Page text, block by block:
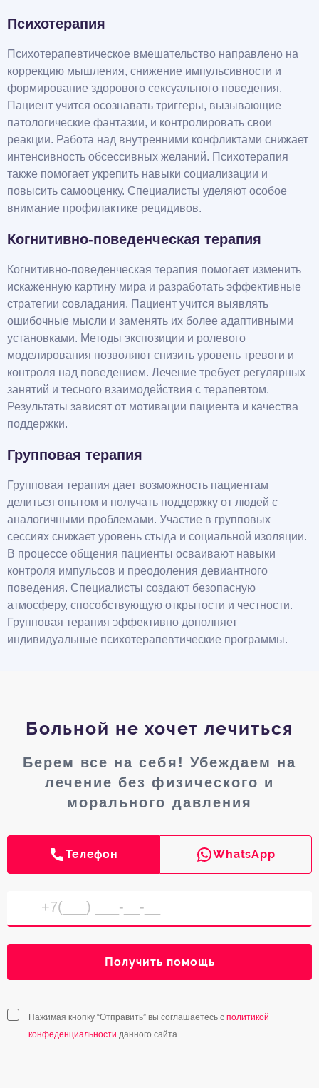
Психотерапия
Психотерапевтическое вмешательство направлено на
коррекцию мышления, снижение импульсивности и
формирование здорового сексуального поведения.
Пациент учится осознавать триггеры, вызывающие
патологические фантазии, и контролировать свои
реакции. Работа над внутренними конфликтами снижает
интенсивность обсессивных желаний. Психотерапия
также помогает укрепить навыки социализации и
повысить самооценку. Специалисты уделяют особое
внимание профилактике рецидивов.
Когнитивно-поведенческая терапия
Когнитивно-поведенческая терапия помогает изменить
искаженную картину мира и разработать эффективные
стратегии совладания. Пациент учится выявлять
ошибочные мысли и заменять их более адаптивными
установками. Методы экспозиции и ролевого
моделирования позволяют снизить уровень тревоги и
контроля над поведением. Лечение требует регулярных
занятий и тесного взаимодействия с терапевтом.
Результаты зависят от мотивации пациента и качества
поддержки.
Групповая терапия
Групповая терапия дает возможность пациентам
делиться опытом и получать поддержку от людей с
аналогичными проблемами. Участие в групповых
сессиях снижает уровень стыда и социальной изоляции.
В процессе общения пациенты осваивают навыки
контроля импульсов и преодоления девиантного
поведения. Специалисты создают безопасную
атмосферу, способствующую открытости и честности.
Групповая терапия эффективно дополняет
индивидуальные психотерапевтические программы.
Больной не хочет лечиться
Берем все на себя! Убеждаем на
лечение без физического и
морального давления
Телефон WhatsApp
Получить помощь
Нажимая кнопку “Отправить” вы соглашаетесь с политикой
конфеденциальности данного сайта